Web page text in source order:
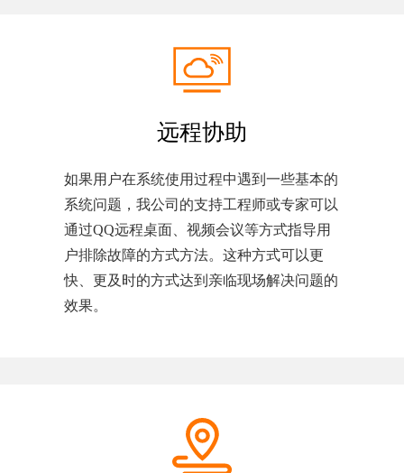
远程协助
如果用户在系统使用过程中遇到一些基本的
系统问题，我公司的支持工程师或专家可以
通过QQ远程桌面、视频会议等方式指导用
户排除故障的方式方法。这种方式可以更
快、更及时的方式达到亲临现场解决问题的
效果。